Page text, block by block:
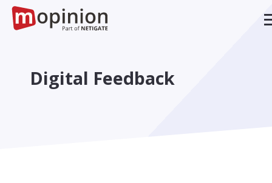
Digital Feedback